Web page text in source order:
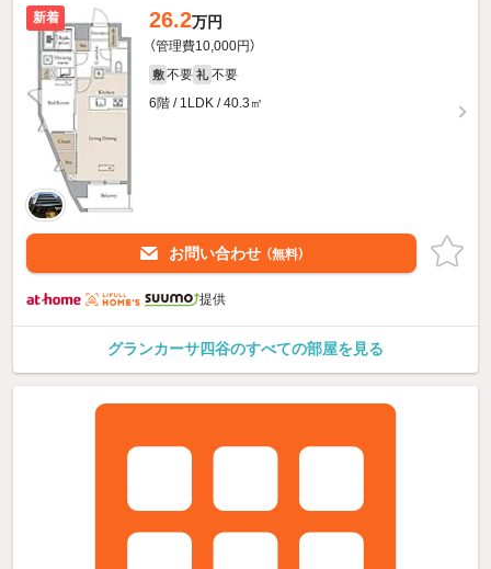
新着 26.2万円
（管理費10,000円）
敷 不要 礼 不要
6階 / 1LDK / 40.3㎡
お問い合わせ （無料）
提供
グランカーサ四谷のすべての部屋を見る